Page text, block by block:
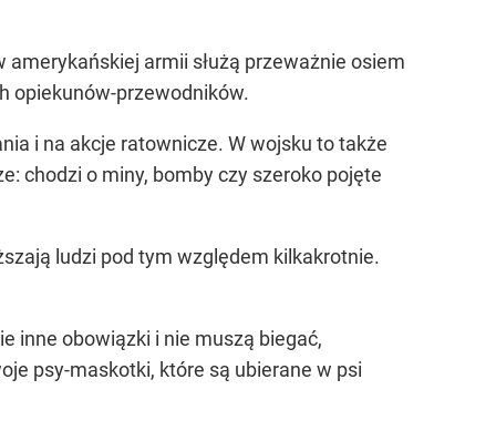
amerykańskiej armii służą przeważnie osiem
opiekunów-przewodników.
i na akcje ratownicze. W wojsku to także
chodzi o miny, bomby czy szeroko pojęte
ludzi pod tym względem kilkakrotnie.
inne obowiązki i nie muszą biegać,
psy-maskotki, które są ubierane w psi